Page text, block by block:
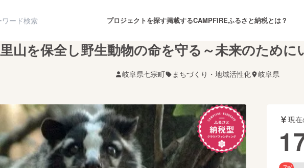
プロジェクトを探す
音楽 舞台・パフォーマンス
ガジェット ゲーム・サービス開発 フード・飲食店
掲載するCAMPFIREふるさと納税とは？
里山を保全し野生動物の命を守る～未来のため
岐阜県七宗町 まちづくり・地域活性化 岐阜県
現